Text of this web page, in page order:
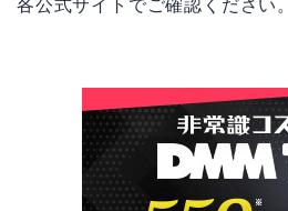
各公式サイトでご確認ください。